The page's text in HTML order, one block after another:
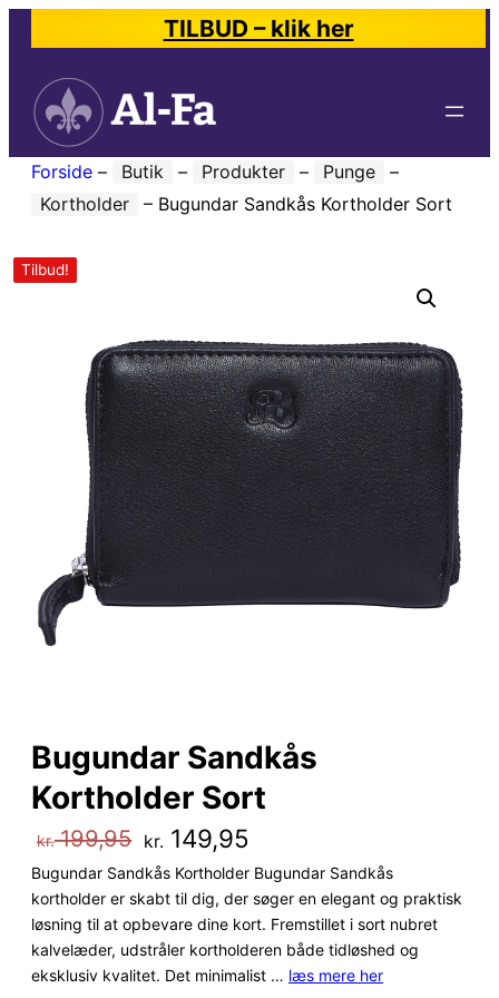
TILBUD – klik her
Forside – Butik – Produkter – Punge
–
Kortholder
– Bugundar Sandkås Kortholder Sort
Tilbud!
Bugundar Sandkås
Kortholder Sort
kr.199,95 D
e
n
o
kr. 149,95
e
n
a
Bugundar Sandkås Kortholder Bugundar Sandkås
kortholder er skabt til dig, der søger en elegant og praktisk
løsning til at opbevare dine kort. Fremstillet i sort nubret
kalvelæder, udstråler kortholderen både tidløshed og
eksklusiv kvalitet. Det minimalist … læs mere her